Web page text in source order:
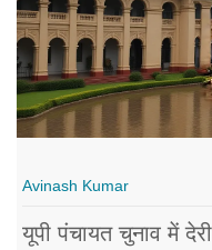
Avinash Kumar
यूपी पंचायत चुनाव में